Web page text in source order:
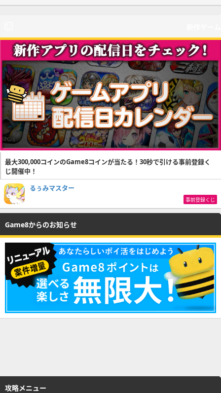
最大300,000コインのGame8コインが当たる！30秒で引ける事前登録く
じ開催中！
るぅみマスター
事前登録くじ
Game8からのお知らせ
攻略メニュー